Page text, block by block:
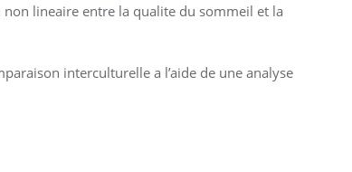
lineaire entre la qualite du sommeil et la
interculturelle a l’aide de une analyse